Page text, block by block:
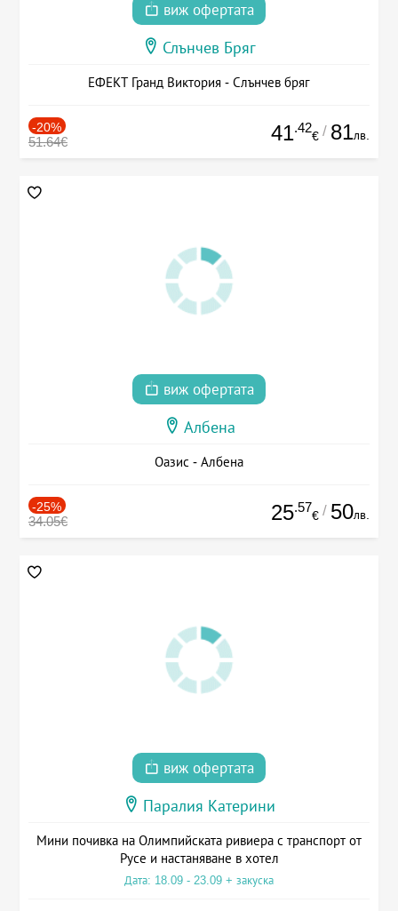
виж офертата
Слънчев Бряг
ЕФЕКТ Гранд Виктория - Слънчев бряг
-20%
51.64€ 41.42
€ / 81лв.
виж офертата
Албена
Оазис - Албена
-25%
34.05€ 25.57
€ / 50лв.
виж офертата
Паралия Катерини
Мини почивка на Олимпийската ривиера с транспорт от
Русе и настаняване в хотел
Дата: 18.09 - 23.09 + закуска